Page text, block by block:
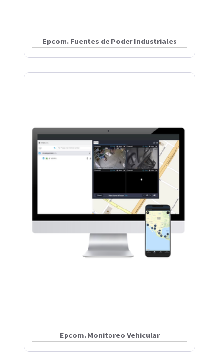
Epcom. Fuentes de Poder Industriales
Epcom. Monitoreo Vehicular